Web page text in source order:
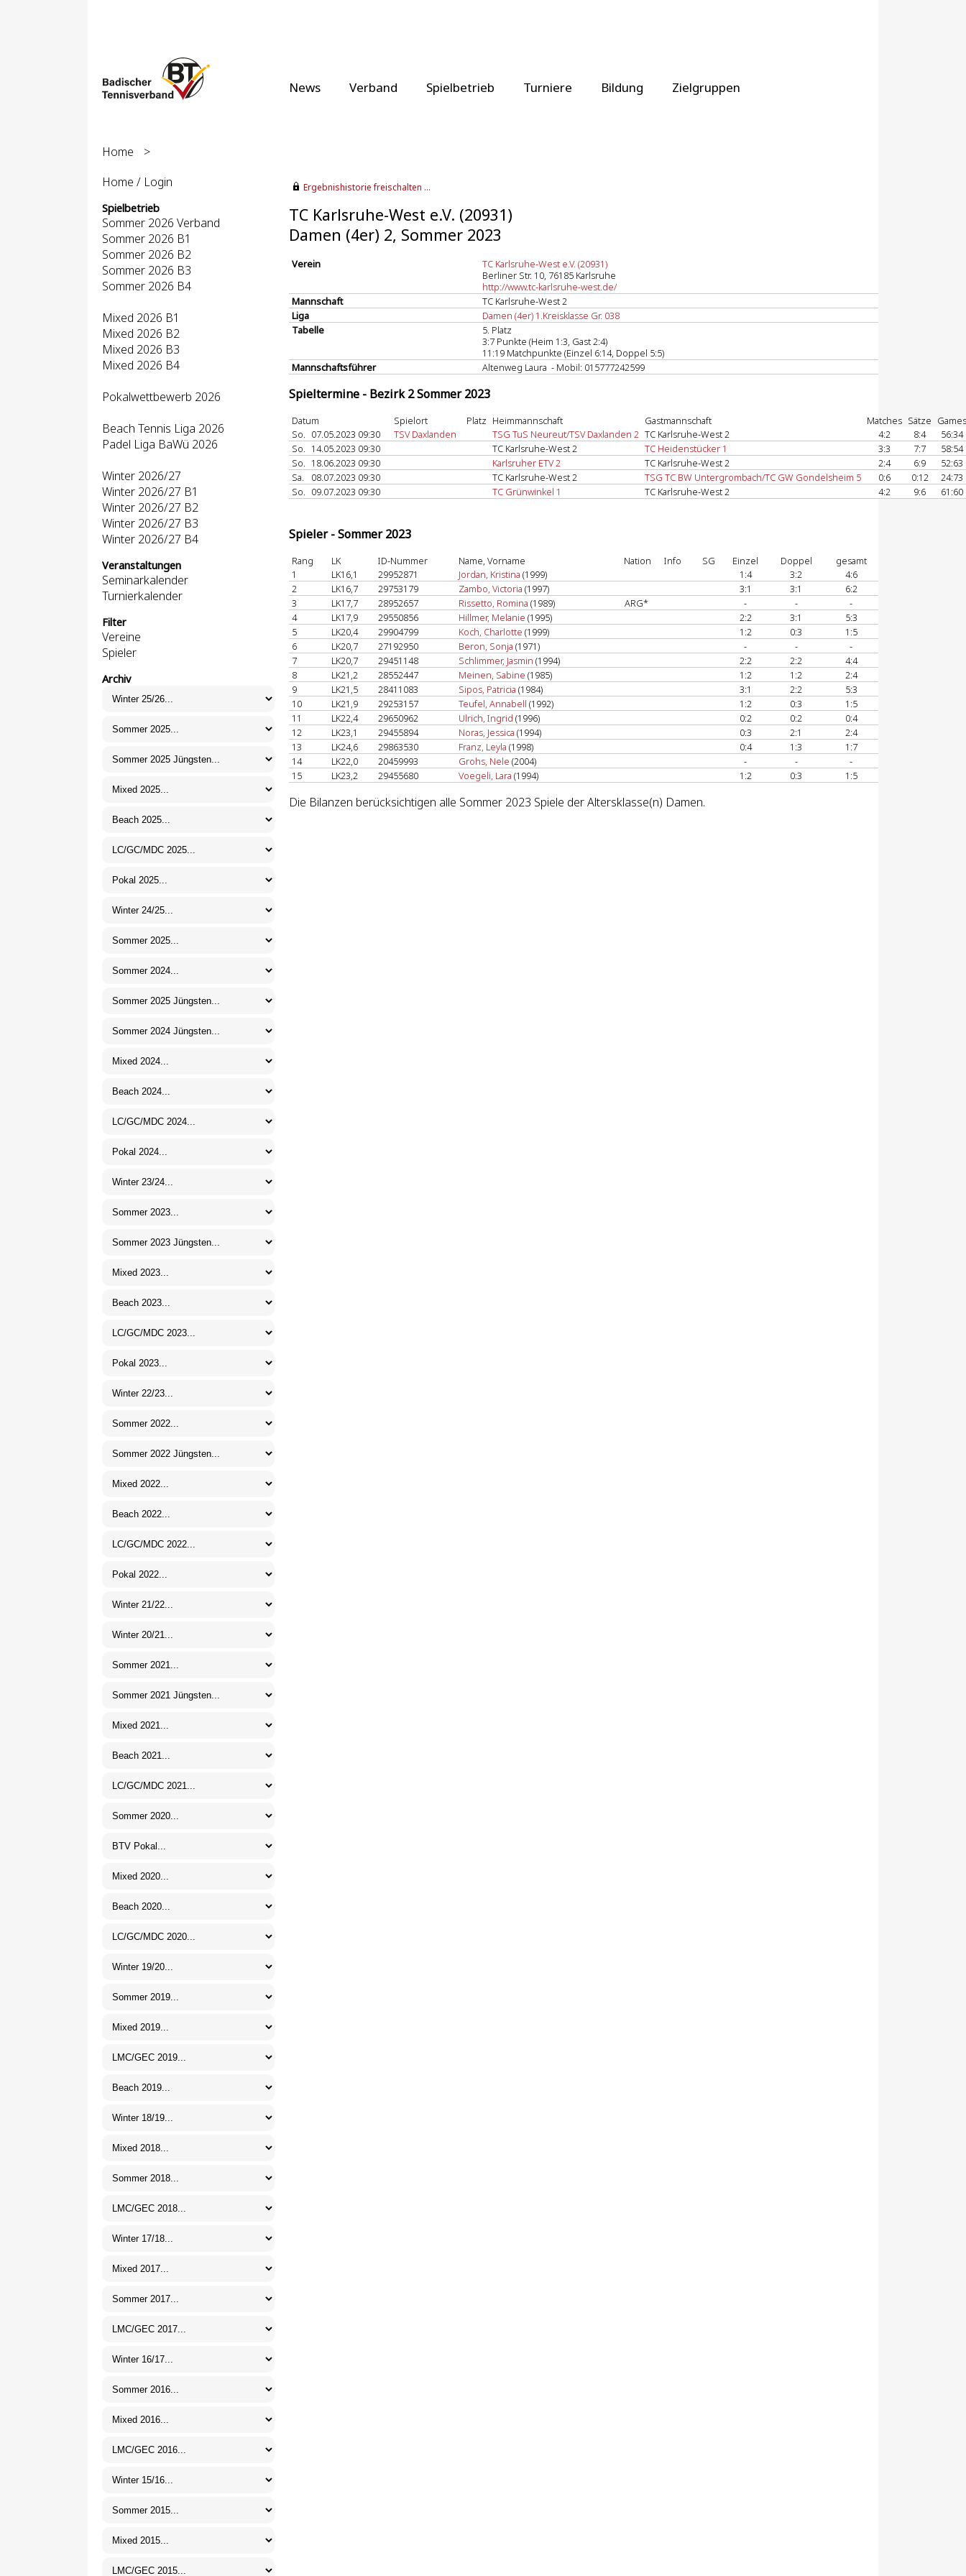
News Verband Spielbetrieb Turniere Bildung Zielgruppen
Home
>
Home / Login
Spielbetrieb
Sommer 2026 Verband
Sommer 2026 B1
Sommer 2026 B2
Sommer 2026 B3
Sommer 2026 B4
Mixed 2026 B1
Mixed 2026 B2
Mixed 2026 B3
Mixed 2026 B4
Pokalwettbewerb 2026
Beach Tennis Liga 2026
Padel Liga BaWü 2026
Winter 2026/27
Winter 2026/27 B1
Winter 2026/27 B2
Winter 2026/27 B3
Winter 2026/27 B4
Veranstaltungen
Seminarkalender
Turnierkalender
Filter
Vereine
Spieler
Archiv
Ergebnishistorie freischalten ...
TC Karlsruhe-West e.V. (20931)
Damen (4er) 2, Sommer 2023
Verein
TC Karlsruhe-West e.V. (20931)
Berliner Str. 10, 76185 Karlsruhe
http://www.tc-karlsruhe-west.de/
Mannschaft
TC Karlsruhe-West 2
Liga
Damen (4er) 1.Kreisklasse Gr. 038
Tabelle
5. Platz
3:7 Punkte (Heim 1:3, Gast 2:4)
11:19 Matchpunkte (Einzel 6:14, Doppel 5:5)
Mannschaftsführer
Altenweg Laura - Mobil: 015777242599
Spieltermine - Bezirk 2 Sommer 2023
Datum Spielort Platz Heimmannschaft Gastmannschaft Matches Sätze Games
So. 07.05.2023 09:30 TSV Daxlanden TSG TuS Neureut/TSV Daxlanden 2 TC Karlsruhe-West 2 4:2 8:4
56:34
So. 14.05.2023 09:30 TC Karlsruhe-West 2 TC Heidenstücker 1 3:3 7:7
58:54
So. 18.06.2023 09:30 Karlsruher ETV 2 TC Karlsruhe-West 2 2:4 6:9
52:63
Sa.
08.07.2023 09:30 TC Karlsruhe-West 2 TSG TC BW Untergrombach/TC GW Gondelsheim 5 0:6 0:12
24:73
So. 09.07.2023 09:30 TC Grünwinkel 1 TC Karlsruhe-West 2 4:2 9:6 61:60
Spieler - Sommer 2023
Rang LK ID-Nummer Name, Vorname Nation Info SG Einzel Doppel
gesamt
1
LK16,1 29952871 Jordan, Kristina (1999) 1:4 3:2
4:6
2
LK16,7 29753179 Zambo, Victoria (1997) 3:1 3:1
6:2
3
LK17,7 28952657 Rissetto, Romina (1989) ARG* - -
-
4
LK17,9 29550856 Hillmer, Melanie (1995) 2:2 3:1
5:3
5
LK20,4 29904799 Koch, Charlotte (1999) 1:2 0:3
1:5
6
LK20,7 27192950 Beron, Sonja (1971) - -
-
7
LK20,7 29451148 Schlimmer, Jasmin (1994) 2:2 2:2
4:4
8
LK21,2 28552447 Meinen, Sabine (1985) 1:2 1:2
2:4
9
LK21,5 28411083 Sipos, Patricia (1984) 3:1 2:2
5:3
10
LK21,9 29253157 Teufel, Annabell (1992) 1:2 0:3
1:5
11
LK22,4 29650962 Ulrich, Ingrid (1996) 0:2 0:2
0:4
12
LK23,1 29455894 Noras, Jessica (1994) 0:3 2:1
2:4
13
LK24,6 29863530 Franz, Leyla (1998) 0:4 1:3
1:7
14
LK22,0 20459993 Grohs, Nele (2004) - -
-
15
LK23,2 29455680 Voegeli, Lara (1994) 1:2 0:3 1:5
Die Bilanzen berücksichtigen alle Sommer 2023 Spiele der Altersklasse(n) Damen.